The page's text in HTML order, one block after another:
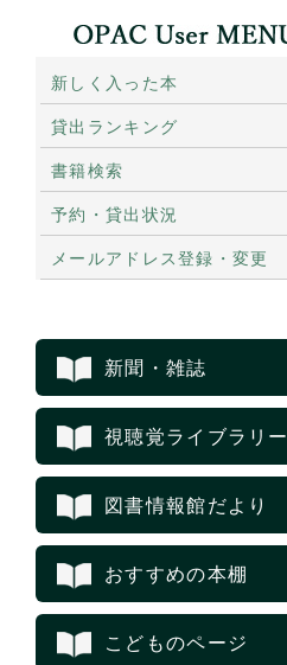
新しく入った本
貸出ランキング
書籍検索
予約・貸出状況
メールアドレス登録・変更
新聞・雑誌
視聴覚ライブラリー
図書情報館だより
おすすめの本棚
こどものページ